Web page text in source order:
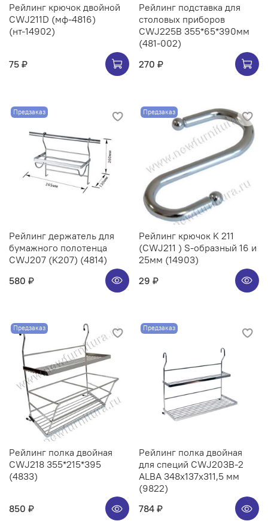
Рейлинг крючок двойной
CWJ211D (мф-4816)
(нт-14902)
75 ₽
Рейлинг подставка для
столовых приборов
CWJ225B 355*65*390мм
(481-002)
270 ₽
Предзаказ
Рейлинг держатель для
бумажного полотенца
CWJ207 (K207) (4814)
580 ₽
Предзаказ
Рейлинг крючок K 211
(CWJ211 ) S-образный 16 и
25мм (14903)
29 ₽
Предзаказ
Рейлинг полка двойная
CWJ218 355*215*395
(4833)
850 ₽
Предзаказ
Рейлинг полка двойная
для специй CWJ203B-2
ALBA 348x137x311,5 мм
(9822)
784 ₽